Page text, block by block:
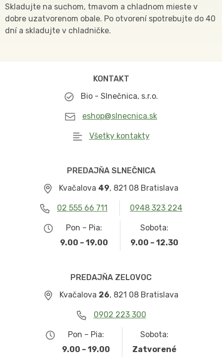
Skladujte na suchom, tmavom a chladnom mieste v
dobre uzatvorenom obale. Po otvorení spotrebujte do 40
dní a skladujte v chladničke.
KONTAKT
Bio - Slnečnica, s.r.o.
eshop@slnecnica.sk
Všetky kontakty
PREDAJŇA SLNEČNICA
Kvačalova 49, 821 08 Bratislava
02 555 66 711 0948 323 224
Pon – Pia:
9.00 – 19.00
Sobota:
9.00 – 12.30
PREDAJŇA ZELOVOC
Kvačalova 26, 821 08 Bratislava
0902 223 300
Pon – Pia:
9.00 – 19.00
Sobota:
Zatvorené